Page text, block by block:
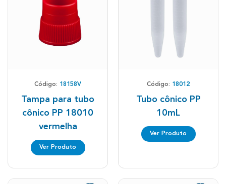
Código: 18158V
Tampa para tubo
cônico PP 18010
vermelha
Ver Produto
Código: 18012
Tubo cônico PP
10mL
Ver Produto